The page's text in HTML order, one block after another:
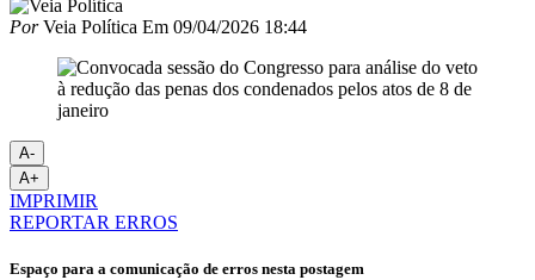
PorVeia Política Em 09/04/2026 18:44
A-
A+
IMPRIMIR
REPORTAR ERROS
Espaço para a comunicação de erros nesta postagem